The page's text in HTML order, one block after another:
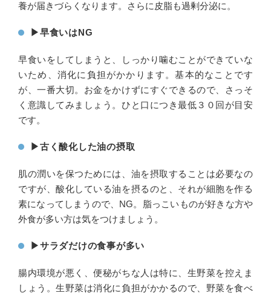
養が届きづらくなります。さらに皮脂も過剰分泌に。
▶︎早食いはNG
早食いをしてしまうと、しっかり噛むことができていな
いため、消化に負担がかかります。基本的なことです
が、一番大切。お金をかけずにすぐできるので、さっそ
く意識してみましょう。ひと口につき最低３０回が目安
です。
▶︎古く酸化した油の摂取
肌の潤いを保つためには、油を摂取することは必要なの
ですが、酸化している油を摂るのと、それが細胞を作る
素になってしまうので、NG。脂っこいものが好きな方や
外食が多い方は気をつけましょう。
▶︎サラダだけの食事が多い
腸内環境が悪く、便秘がちな人は特に、生野菜を控えま
しょう。生野菜は消化に負担がかかるので、野菜を食べ